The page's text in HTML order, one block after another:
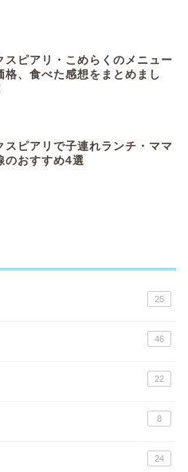
スピアリ・こめらくのメニュー
格、食べた感想をまとめまし
スピアリで子連れランチ・ママ
のおすすめ4選
25
46
22
8
24